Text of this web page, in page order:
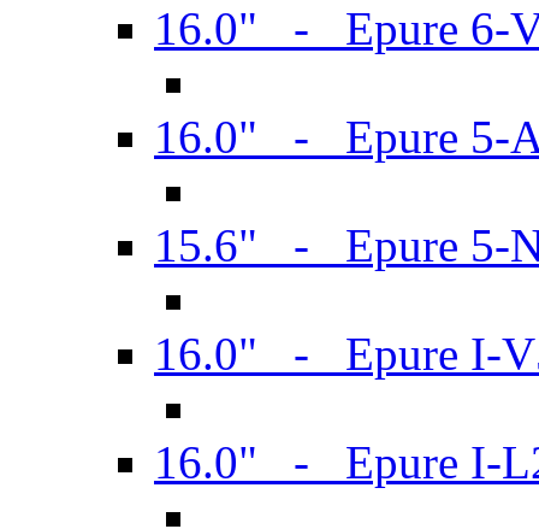
16.0" - Epure 6-
16.0" - Epure 5-
15.6" - Epure 5-
16.0" - Epure I-
16.0" - Epure I-